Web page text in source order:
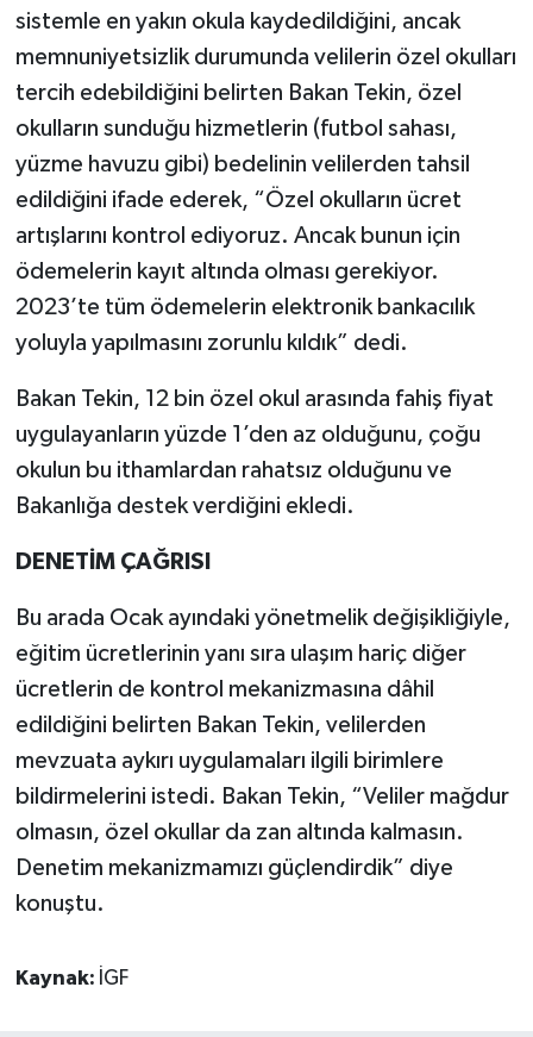
sistemle en yakın okula kaydedildiğini, ancak
memnuniyetsizlik durumunda velilerin özel okulları
tercih edebildiğini belirten Bakan Tekin, özel
okulların sunduğu hizmetlerin (futbol sahası,
yüzme havuzu gibi) bedelinin velilerden tahsil
edildiğini ifade ederek, “Özel okulların ücret
artışlarını kontrol ediyoruz. Ancak bunun için
ödemelerin kayıt altında olması gerekiyor.
2023’te tüm ödemelerin elektronik bankacılık
yoluyla yapılmasını zorunlu kıldık” dedi.
Bakan Tekin, 12 bin özel okul arasında fahiş fiyat
uygulayanların yüzde 1’den az olduğunu, çoğu
okulun bu ithamlardan rahatsız olduğunu ve
Bakanlığa destek verdiğini ekledi.
DENETİM ÇAĞRISI
Bu arada Ocak ayındaki yönetmelik değişikliğiyle,
eğitim ücretlerinin yanı sıra ulaşım hariç diğer
ücretlerin de kontrol mekanizmasına dâhil
edildiğini belirten Bakan Tekin, velilerden
mevzuata aykırı uygulamaları ilgili birimlere
bildirmelerini istedi. Bakan Tekin, “Veliler mağdur
olmasın, özel okullar da zan altında kalmasın.
Denetim mekanizmamızı güçlendirdik” diye
konuştu.
Kaynak: İGF